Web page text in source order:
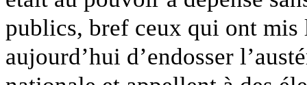
publics, bref ceux qui ont mis
aujourd’hui d’endosser